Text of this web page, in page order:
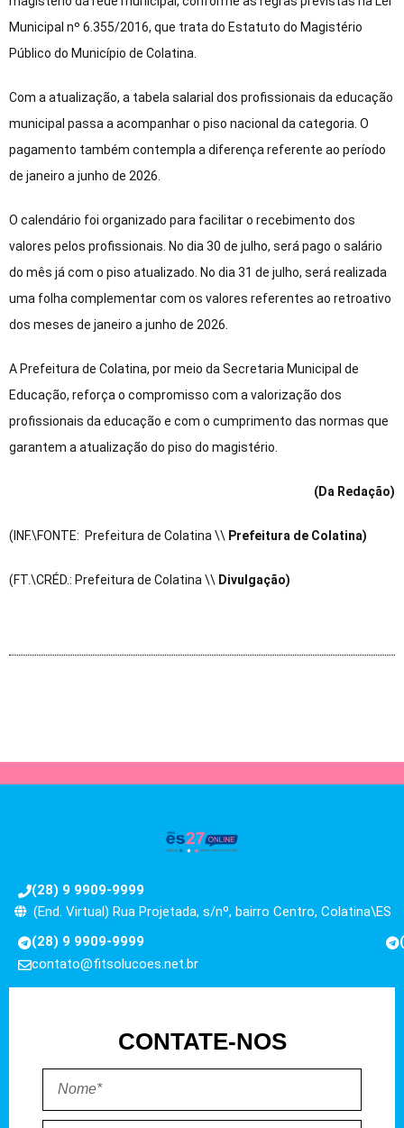
Municipal nº 6.355/2016, que trata do Estatuto do Magistério
Público do Município de Colatina.
Com a atualização, a tabela salarial dos profissionais da educação
municipal passa a acompanhar o piso nacional da categoria. O
pagamento também contempla a diferença referente ao período
de janeiro a junho de 2026.
O calendário foi organizado para facilitar o recebimento dos
valores pelos profissionais. No dia 30 de julho, será pago o salário
do mês já com o piso atualizado. No dia 31 de julho, será realizada
uma folha complementar com os valores referentes ao retroativo
dos meses de janeiro a junho de 2026.
A Prefeitura de Colatina, por meio da Secretaria Municipal de
Educação, reforça o compromisso com a valorização dos
profissionais da educação e com o cumprimento das normas que
garantem a atualização do piso do magistério.
(Da Redação)
(INF.\FONTE: Prefeitura de Colatina \\ Prefeitura de Colatina)
(FT.\CRÉD.: Prefeitura de Colatina \\ Divulgação)
(28) 9 9909-9999
(End. Virtual) Rua Projetada, s/nº, bairro Centro, Colatina\ES
(28) 9 9909-9999
contato@fitsolucoes.net.br
CONTATE-NOS